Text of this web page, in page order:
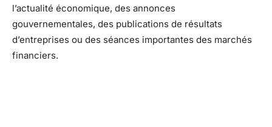
l’actualité économique, des annonces
gouvernementales, des publications de résultats
d’entreprises ou des séances importantes des marchés
financiers.